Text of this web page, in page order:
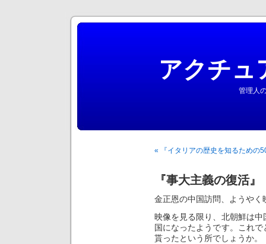
アクチュ
管理人
« 『イタリアの歴史を知るための
『事大主義の復活』
金正恩の中国訪問、ようや
映像を見る限り、北朝鮮は
国になったようです。これ
貰ったという所でしょうか。